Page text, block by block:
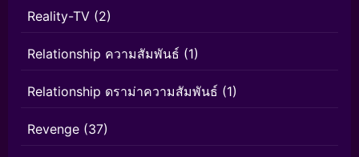
Reality-TV (2)
Relationship ความสัมพันธ์ (1)
Relationship ดราม่าความสัมพันธ์ (1)
Revenge (37)